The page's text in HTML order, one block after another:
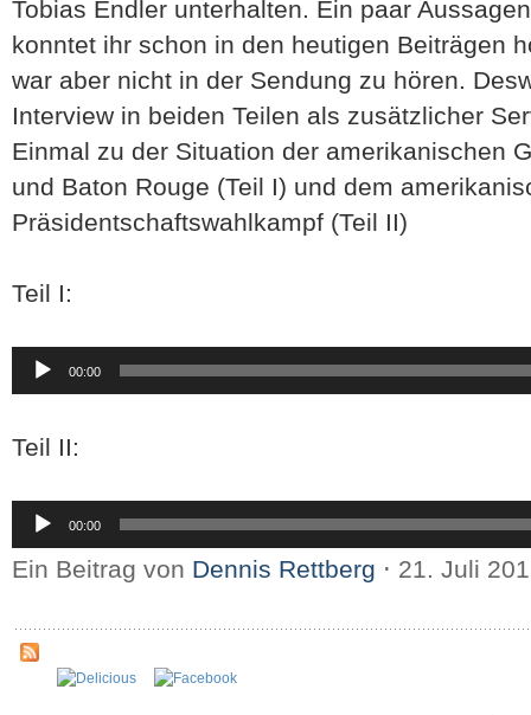
Tobias Endler unterhalten. Ein paar
konntet ihr schon in den heutigen Beiträgen
war aber nicht in der Sendung zu hören.
Interview in beiden Teilen als zusätzlicher
Einmal zu der Situation der amerikanischen
und Baton Rouge (Teil I) und dem
Präsidentschaftswahlkampf (Teil II)
Teil I:
Audio-
Player
00:00
Teil II:
Audio-
Player
00:00
Ein Beitrag von Dennis Rettberg ⋅ 21. Juli